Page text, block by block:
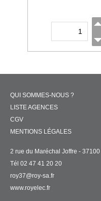
QUI SOMMES-NOUS ?
LISTE AGENCES
CGV
MENTIONS LÉGALES
2 rue du Maréchal Joffre -
Tél 02 47 41 20 20
roy37@roy-sa.fr
www.royelec.fr